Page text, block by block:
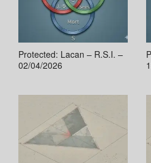
Protected: Lacan – R.S.I. –
02/04/2026